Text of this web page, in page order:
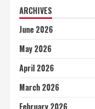
ARCHIVES
June 2026
May 2026
April 2026
March 2026
February 2026